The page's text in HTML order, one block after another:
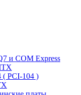
и COM Express
( PCI-104 )